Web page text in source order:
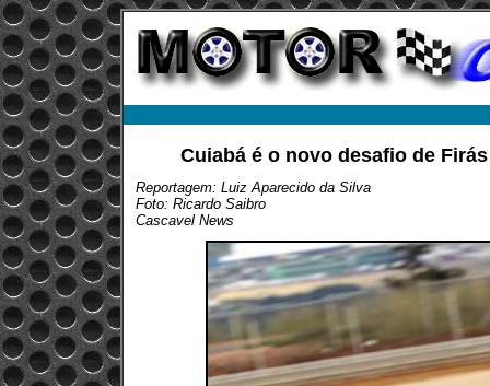
Cuiabá é o novo desafio de
Reportagem: Luiz Aparecido da Silva
Foto: Ricardo Saibro
Cascavel News